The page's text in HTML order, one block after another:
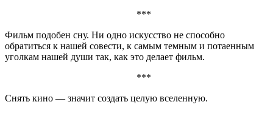
***
Фильм подобен сну. Ни одно искусство не способно
обратиться к нашей совести, к самым темным и потаенным
уголкам нашей души так, как это делает фильм.
***
Снять кино — значит создать целую вселенную.